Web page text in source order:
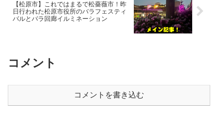
【松原市】これではまるで松薔薇市！昨
日行われた松原市役所のバラフェスティ
バルとバラ回廊イルミネーション
コメント
コメントを書き込む